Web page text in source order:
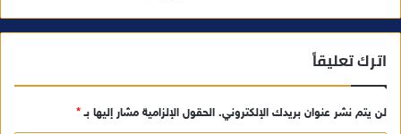
اترك تعليقاً
لن يتم نشر عنوان بريدك الإلكتروني. الحقول الإلزامية مشار إليها بـ*